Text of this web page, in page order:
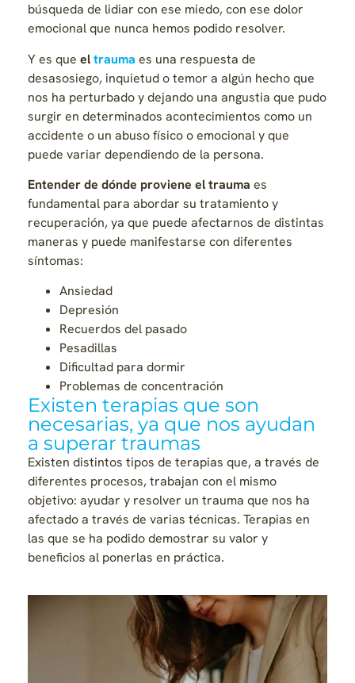
búsqueda de lidiar con ese miedo, con ese dolor
emocional que nunca hemos podido resolver.
Y es que eltrauma es una respuesta de
desasosiego, inquietud o temor a algún hecho que
nos ha perturbado y dejando una angustia que pudo
surgir en determinados acontecimientos como un
accidente o un abuso físico o emocional y que
puede variar dependiendo de la persona.
Entender de dónde proviene el trauma es
fundamental para abordar su tratamiento y
recuperación, ya que puede afectarnos de distintas
maneras y puede manifestarse con diferentes
síntomas:
Ansiedad
Depresión
Recuerdos del pasado
Pesadillas
Dificultad para dormir
Problemas de concentración
Existen terapias que son
necesarias, ya que nos ayudan
a superar traumas
Existen distintos tipos de terapias que, a través de
diferentes procesos, trabajan con el mismo
objetivo: ayudar y resolver un trauma que nos ha
afectado a través de varias técnicas. Terapias en
las que se ha podido demostrar su valor y
beneficios al ponerlas en práctica.